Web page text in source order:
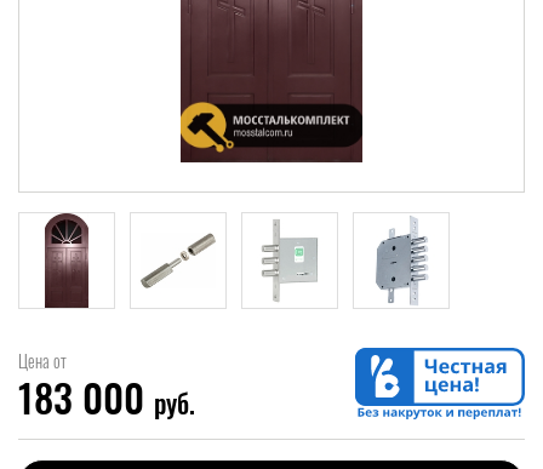
Цена от
183 000 руб.